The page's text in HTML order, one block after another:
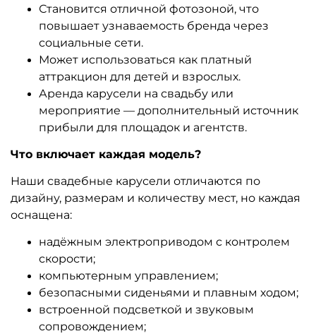
Становится отличной фотозоной, что
повышает узнаваемость бренда через
социальные сети.
Может использоваться как платный
аттракцион для детей и взрослых.
Аренда карусели на свадьбу или
мероприятие — дополнительный источник
прибыли для площадок и агентств.
Что включает каждая модель?
Наши свадебные карусели отличаются по
дизайну, размерам и количеству мест, но каждая
оснащена:
надёжным электроприводом с контролем
скорости;
компьютерным управлением;
безопасными сиденьями и плавным ходом;
встроенной подсветкой и звуковым
сопровождением;